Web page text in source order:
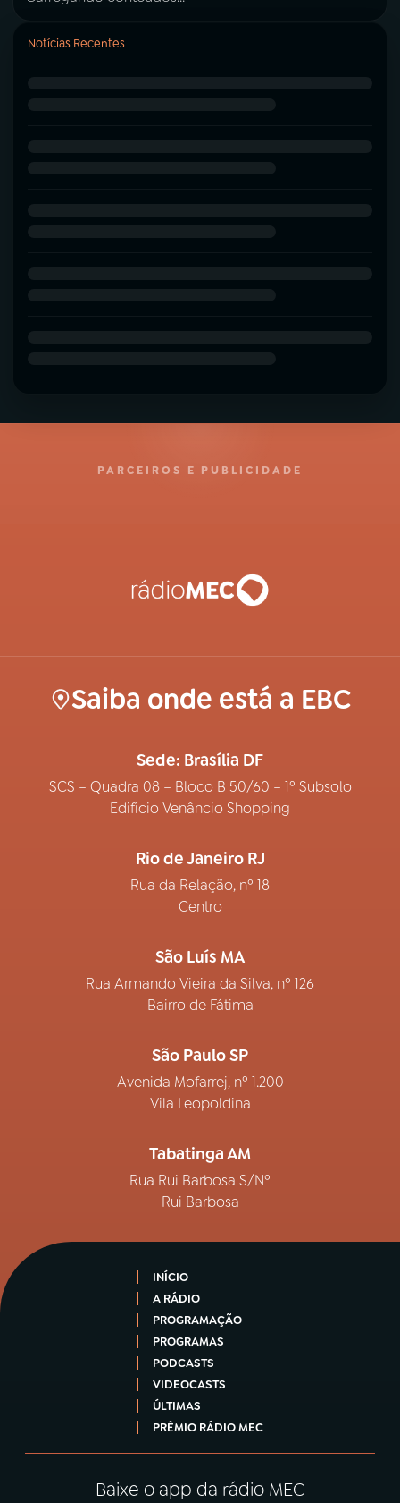
Notícias Recentes
PARCEIROS E PUBLICIDADE
Saiba onde está a EBC
Sede: Brasília DF
SCS – Quadra 08 – Bloco B 50/60 – 1º Subsolo
Edifício Venâncio Shopping
Rio de Janeiro RJ
Rua da Relação, nº 18
Centro
São Luís MA
Rua Armando Vieira da Silva, nº 126
Bairro de Fátima
São Paulo SP
Avenida Mofarrej, nº 1.200
Vila Leopoldina
Tabatinga AM
Rua Rui Barbosa S/Nº
Rui Barbosa
INÍCIO
A RÁDIO
PROGRAMAÇÃO
PROGRAMAS
PODCASTS
VIDEOCASTS
ÚLTIMAS
PRÊMIO RÁDIO MEC
Baixe o app da rádio MEC